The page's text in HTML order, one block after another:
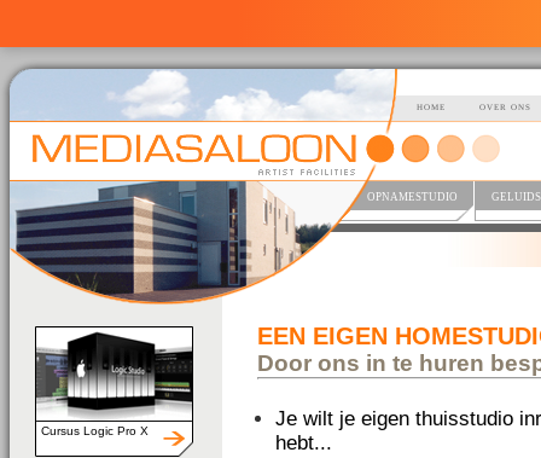
HOME OVER ONS
OPNAMESTUDIO
Cursus Logic Pro X
EEN EIGEN
Door ons in te huren
Je wilt je eigen thuisstudio
hebt...